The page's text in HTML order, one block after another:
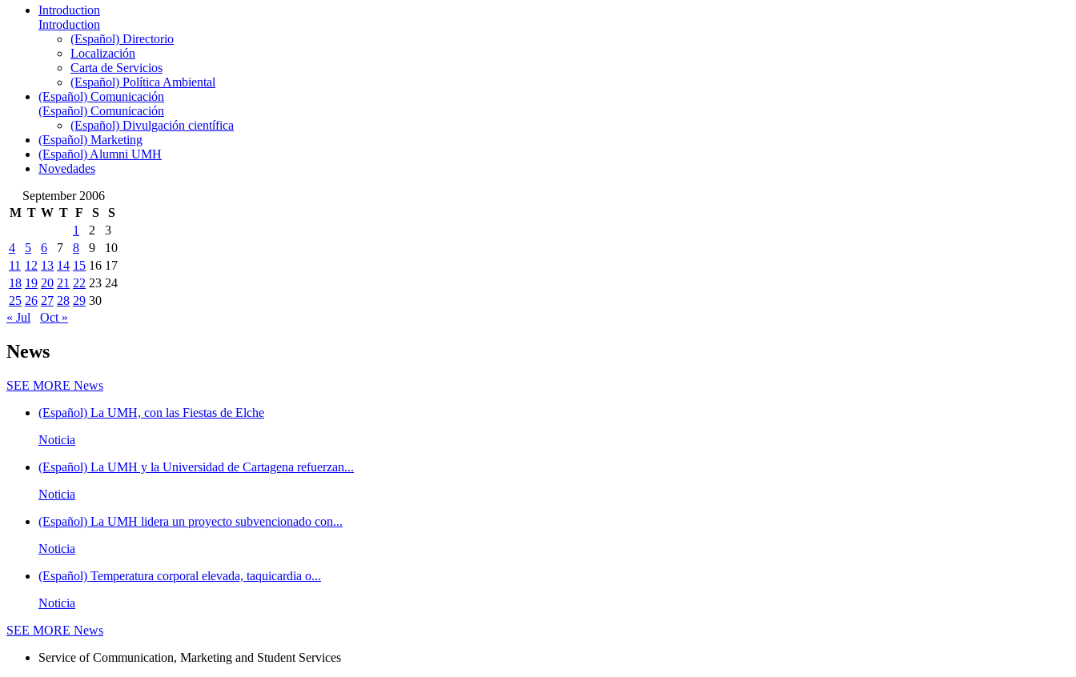
Introduction
Introduction
(Español) Directorio
Localización
Carta de Servicios
(Español) Política Ambiental
(Español) Comunicación
(Español) Comunicación
(Español) Divulgación científica
(Español) Marketing
(Español) Alumni UMH
Novedades
September 2006
M T W T F S
S
1
2
3
4
5 6 7 8 9
10
11 12 13 14 15 16 17
18 19 20 21 22 23 24
25 26 27 28 29 30
« Jul
Oct »
News
SEE MORE News
(Español) La UMH, con las Fiestas de Elche
Noticia
(Español) La UMH y la Universidad de Cartagena refuerzan...
Noticia
(Español) La UMH lidera un proyecto subvencionado con...
Noticia
(Español) Temperatura corporal elevada, taquicardia o...
Noticia
SEE MORE News
Service of Communication, Marketing and Student Services